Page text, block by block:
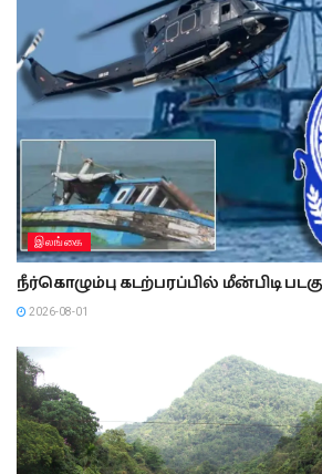
இலங்கை
நீர்கொழும்பு கடற்பரப்பில் மீன்பிடி
2026-08-01